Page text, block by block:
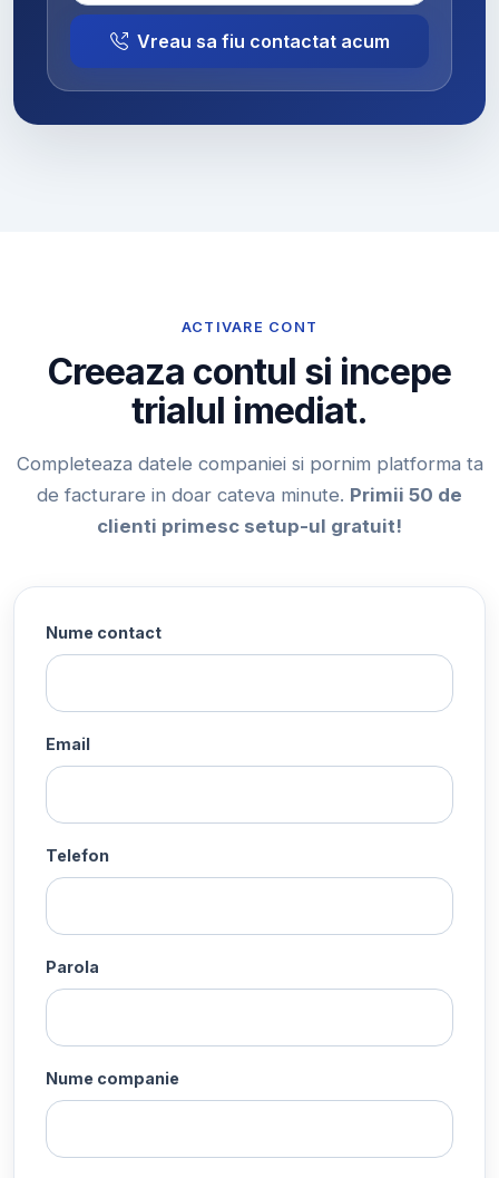
Vreau sa fiu contactat acum
ACTIVARE CONT
Creeaza contul si incepe
trialul imediat.
Completeaza datele companiei si pornim platforma ta
de facturare in doar cateva minute. Primii 50 de
clienti primesc setup-ul gratuit!
Nume contact
Email
Telefon
Parola
Nume companie